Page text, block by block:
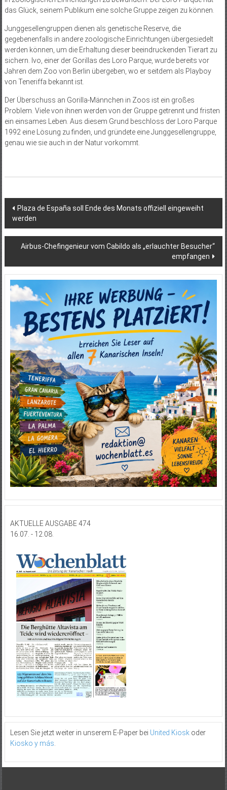
das Glück, seinem Publikum eine solche Gruppe zeigen zu können.
Junggesellengruppen dienen als genetische Reserve, die
gegebenenfalls in andere zoologische Einrichtungen übergesiedelt
werden können, um die Erhaltung dieser beeindruckenden Tierart zu
sichern. Ivo, einer der Gorillas des Loro Parque, wurde bereits vor
Jahren dem Zoo von Berlin übergeben, wo er seitdem als Playboy
von Teneriffa bekannt ist.
Der Überschuss an Gorilla-Männchen in Zoos ist ein großes
Problem. Viele von ihnen werden von der Gruppe getrennt und fristen
ein einsames Leben. Aus diesem Grund beschloss der Loro Parque
1992 eine Lösung zu finden, und gründete eine Junggesellengruppe,
genau wie sie auch in der Natur vorkommt.
Beitragsnavigation
Plaza de España soll Ende des Monats offiziell eingeweiht
werden
Airbus-Chefingenieur vom Cabildo als „erlauchter Besucher“
empfangen
AKTUELLE AUSGABE 474
16.07. - 12.08.
Lesen Sie jetzt weiter in unserem E-Paper bei United Kioskoder
Kiosko y más